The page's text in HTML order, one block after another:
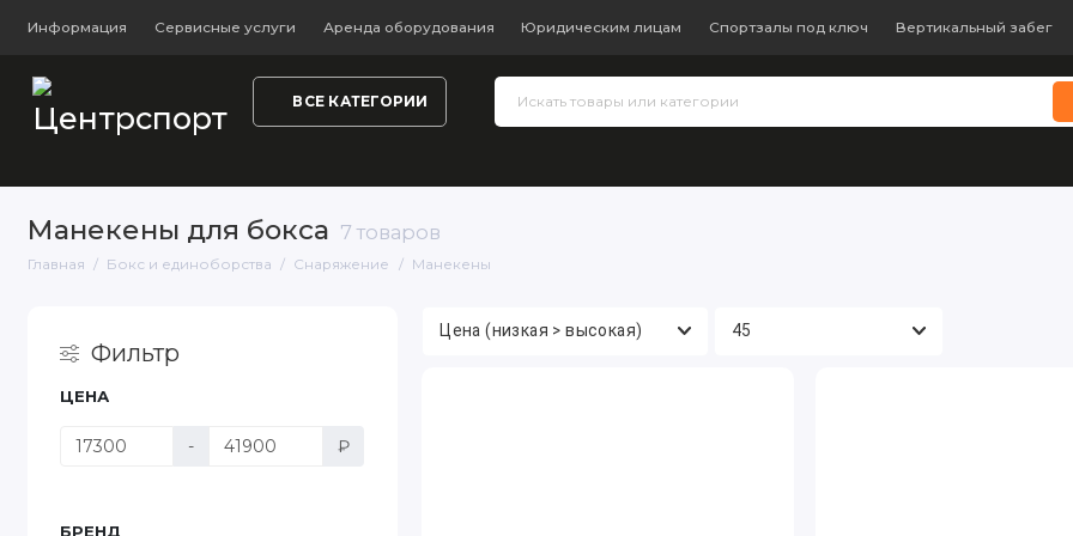
Информация Сервисные услуги Аренда оборудования Юридическим лицам Спортзалы под ключ Вертикальный забег
ВСЕ КАТЕГОРИИ
Манекены для бокса 7 товаров
Главная Бокс и единоборства Снаряжение Манекены
Фильтр
ЦЕНА
- ₽
БРЕНД